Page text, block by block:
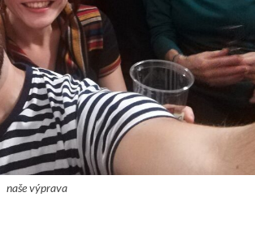
naše výprava